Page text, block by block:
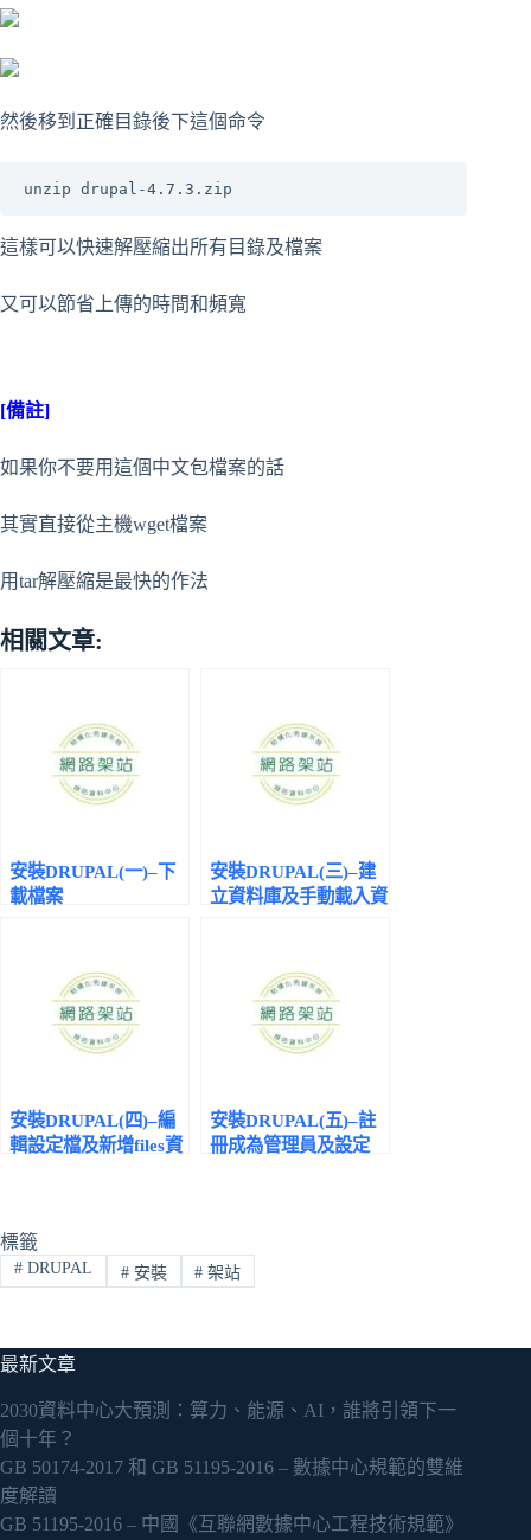
然後移到正確目錄後下這個命令
unzip drupal-4.7.3.zip
這樣可以快速解壓縮出所有目錄及檔案
又可以節省上傳的時間和頻寬
[備註]
如果你不要用這個中文包檔案的話
其實直接從主機wget檔案
用tar解壓縮是最快的作法
相關文章:
安裝DRUPAL(一)–下
載檔案
安裝DRUPAL(三)–建
立資料庫及手動載入資
安裝DRUPAL(四)–編
輯設定檔及新增files資
安裝DRUPAL(五)–註
冊成為管理員及設定
標籤
#DRUPAL #安裝 # 架站
最新文章
2030資料中心大預測：算力、能源、AI，誰將引領下一
個十年？
GB 50174-2017 和 GB 51195-2016 – 數據中心規範的雙維
度解讀
GB 51195-2016 – 中國《互聯網數據中心工程技術規範》